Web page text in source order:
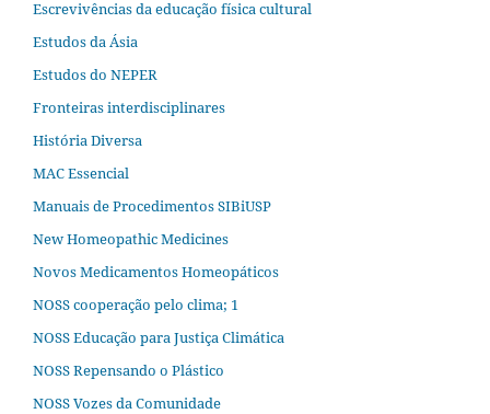
Escrevivências da educação física cultural
Estudos da Ásia​
Estudos do NEPER
Fronteiras interdisciplinares
História Diversa
MAC Essencial
Manuais de Procedimentos SIBiUSP
New Homeopathic Medicines
Novos Medicamentos Homeopáticos
NOSS cooperação pelo clima; 1
NOSS Educação para Justiça Climática
NOSS Repensando o Plástico
NOSS Vozes da Comunidade